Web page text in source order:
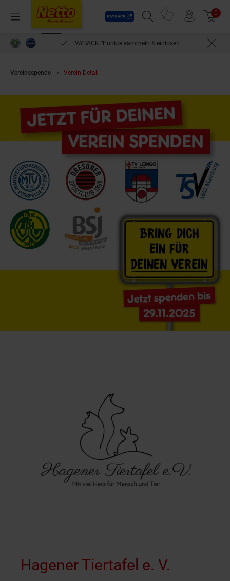
Menü
Payback
Suchfeld einblenden
Prospekte 0
PAYBACK °Punkte sammeln & einlösen
Vereinsspende Verein Detail
Hagener Tiertafel e. V.